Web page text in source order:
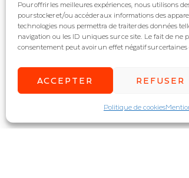
Pour offrir les meilleures expériences, nous utilisons
pour stocker et/ou accéder aux informations des
technologies nous permettra de traiter des données
navigation ou les ID uniques sur ce site. Le fait de ne
consentement peut avoir un effet négatif sur
ACCEPTER REFUSER
Politique de cookies